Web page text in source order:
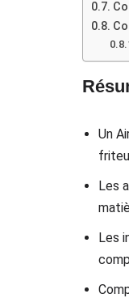
Un
Les
Les